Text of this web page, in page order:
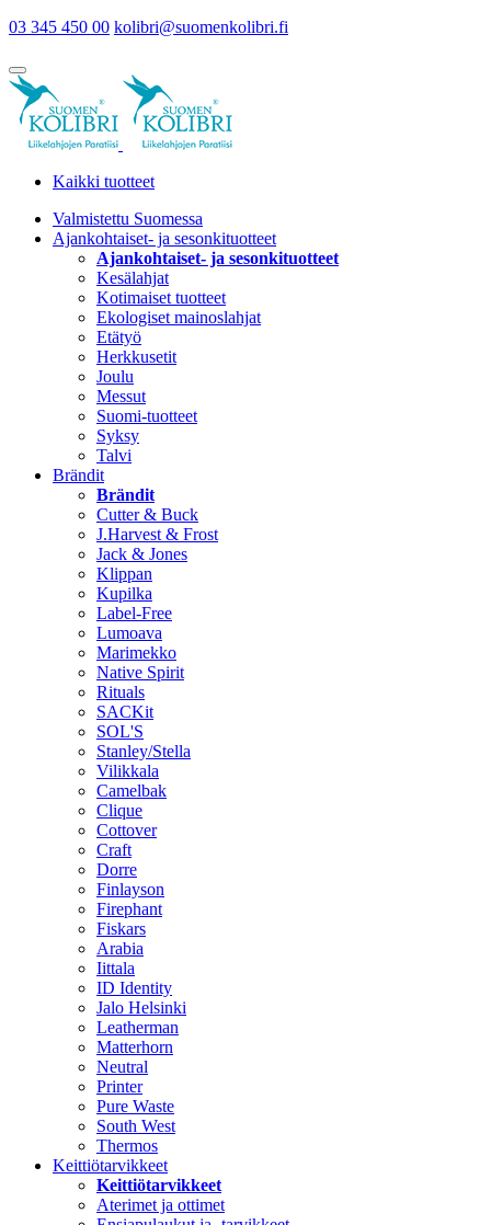
03 345 450 00 kolibri@suomenkolibri.fi
Kaikki tuotteet
Valmistettu Suomessa
Ajankohtaiset- ja sesonkituotteet
Ajankohtaiset- ja sesonkituotteet
Kesälahjat
Kotimaiset tuotteet
Ekologiset mainoslahjat
Etätyö
Herkkusetit
Joulu
Messut
Suomi-tuotteet
Syksy
Talvi
Brändit
Brändit
Cutter & Buck
J.Harvest & Frost
Jack & Jones
Klippan
Kupilka
Label-Free
Lumoava
Marimekko
Native Spirit
Rituals
SACKit
SOL'S
Stanley/Stella
Vilikkala
Camelbak
Clique
Cottover
Craft
Dorre
Finlayson
Firephant
Fiskars
Arabia
Iittala
ID Identity
Jalo Helsinki
Leatherman
Matterhorn
Neutral
Printer
Pure Waste
South West
Thermos
Keittiötarvikkeet
Keittiötarvikkeet
Aterimet ja ottimet